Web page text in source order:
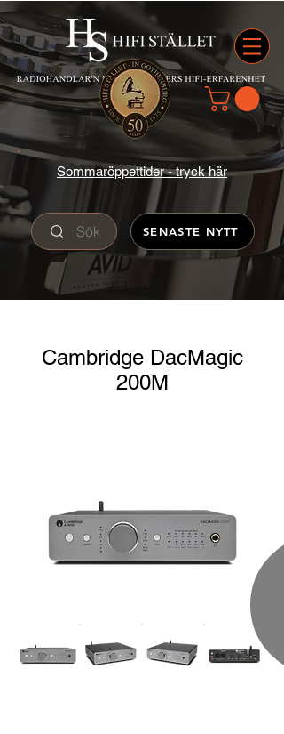
Sommaröppettider - tryck här
Sök SENASTE NYTT
Cambridge DacMagic
200M